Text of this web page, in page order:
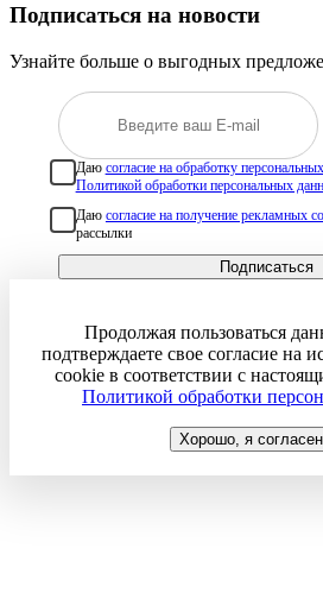
Подписаться на новости
Узнайте больше о выгодных
Даю согласие на обработку
Политикой обработки персональных
Даю согласие на получение рекламных
рассылки
Подписаться
Продолжая пользоваться
подтверждаете свое согласие на
cookie в соответствии с
Политикой обработки
Хорошо, я